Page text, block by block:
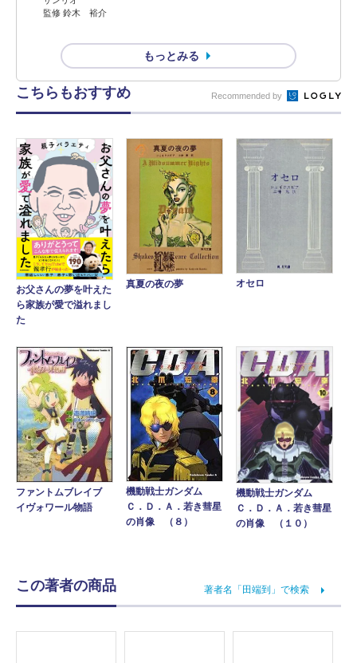
監修 鈴木 裕介
もっとみる
こちらもおすすめ Recommended by
お父さんの夢を叶えた
ら家族が愛で溢れまし
た
真夏の夜の夢 オセロ
ファントムブレイブ
イヴォワール物語
機動戦士ガンダム
Ｃ．Ｄ．Ａ．若き彗星
の肖像 （８）
機動戦士ガンダム
Ｃ．Ｄ．Ａ．若き彗星
の肖像 （１０）
この著者の商品 著者名「田端到」で検索